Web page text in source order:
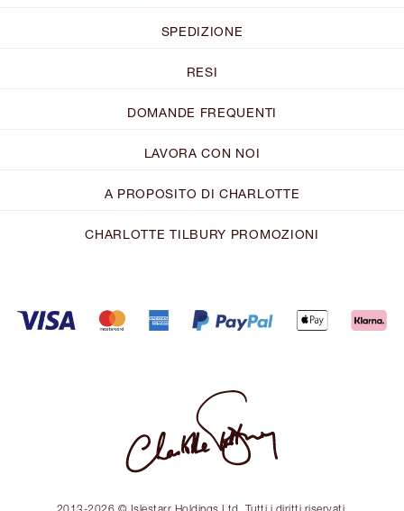
SPEDIZIONE
RESI
DOMANDE FREQUENTI
LAVORA CON NOI
A PROPOSITO DI CHARLOTTE
CHARLOTTE TILBURY PROMOZIONI